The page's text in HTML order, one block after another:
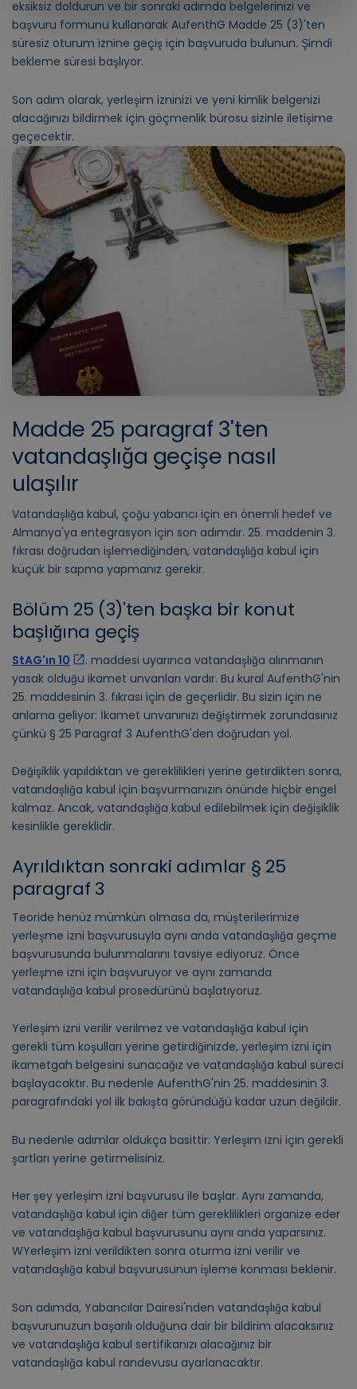
eksiksiz doldurun ve bir sonraki adımda belgelerinizi ve
başvuru formunu kullanarak AufenthG Madde 25 (3)'ten
süresiz oturum iznine geçiş için başvuruda bulunun. Şimdi
bekleme süresi başlıyor.
Son adım olarak, yerleşim izninizi ve yeni kimlik belgenizi
alacağınızı bildirmek için göçmenlik bürosu sizinle iletişime
geçecektir.
Madde 25 paragraf 3'ten
vatandaşlığa geçişe nasıl
ulaşılır
Vatandaşlığa kabul, çoğu yabancı için en önemli hedef ve
Almanya'ya entegrasyon için son adımdır. 25. maddenin 3.
fıkrası doğrudan işlemediğinden, vatandaşlığa kabul için
küçük bir sapma yapmanız gerekir.
Bölüm 25 (3)'ten başka bir konut
başlığına geçiş
StAG'ın 10
. maddesi uyarınca vatandaşlığa alınmanın
yasak olduğu ikamet unvanları vardır. Bu kural AufenthG'nin
25. maddesinin 3. fıkrası için de geçerlidir. Bu sizin için ne
anlama geliyor: İkamet unvanınızı değiştirmek zorundasınız
çünkü § 25 Paragraf 3 AufenthG'den doğrudan yol.
Değişiklik yapıldıktan ve gereklilikleri yerine getirdikten sonra,
vatandaşlığa kabul için başvurmanızın önünde hiçbir engel
kalmaz. Ancak, vatandaşlığa kabul edilebilmek için değişiklik
kesinlikle gereklidir.
Ayrıldıktan sonraki adımlar § 25
paragraf 3
Teoride henüz mümkün olmasa da, müşterilerimize
yerleşme izni başvurusuyla aynı anda vatandaşlığa geçme
başvurusunda bulunmalarını tavsiye ediyoruz. Önce
yerleşme izni için başvuruyor ve aynı zamanda
vatandaşlığa kabul prosedürünü başlatıyoruz.
Yerleşim izni verilir verilmez ve vatandaşlığa kabul için
gerekli tüm koşulları yerine getirdiğinizde, yerleşim izni için
ikametgah belgesini sunacağız ve vatandaşlığa kabul süreci
başlayacaktır. Bu nedenle AufenthG'nin 25. maddesinin 3.
paragrafındaki yol ilk bakışta göründüğü kadar uzun değildir.
Bu nedenle adımlar oldukça basittir: Yerleşim izni için gerekli
şartları yerine getirmelisiniz.
Her şey yerleşim izni başvurusu ile başlar. Aynı zamanda,
vatandaşlığa kabul için diğer tüm gereklilikleri organize eder
ve vatandaşlığa kabul başvurusunu aynı anda yaparsınız.
WYerleşim izni verildikten sonra oturma izni verilir ve
vatandaşlığa kabul başvurusunun işleme konması beklenir.
Son adımda, Yabancılar Dairesi'nden vatandaşlığa kabul
başvurunuzun başarılı olduğuna dair bir bildirim alacaksınız
ve vatandaşlığa kabul sertifikanızı alacağınız bir
vatandaşlığa kabul randevusu ayarlanacaktır.